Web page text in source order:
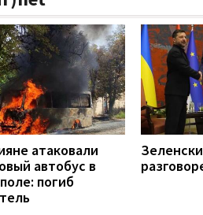
атаковали
автобус в
погиб